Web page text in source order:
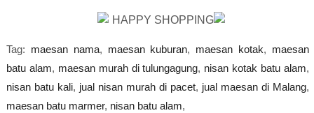
HAPPY SHOPPING
Tag: maesan nama, maesan kuburan, maesan kotak, maesan
batu alam, maesan murah di tulungagung, nisan kotak batu alam,
nisan batu kali, jual nisan murah di pacet, jual maesan di Malang,
maesan batu marmer, nisan batu alam,